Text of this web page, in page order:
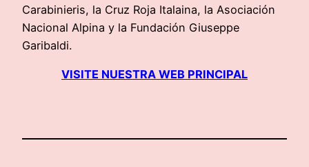
Carabinieris, la Cruz Roja Italaina, la Asociación
Nacional Alpina y la Fundación Giuseppe
Garibaldi.
VISITE NUESTRA WEB PRINCIPAL